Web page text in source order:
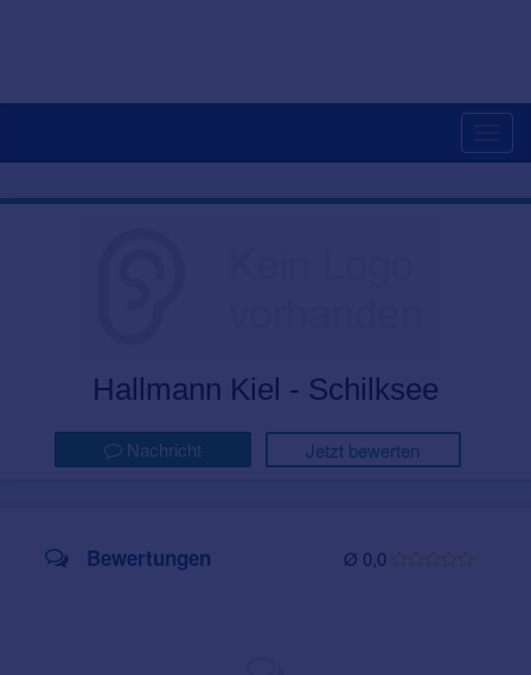
Hallmann Kiel - Schilksee
Nachricht Jetzt bewerten
Ø 0,0
Bewertungen